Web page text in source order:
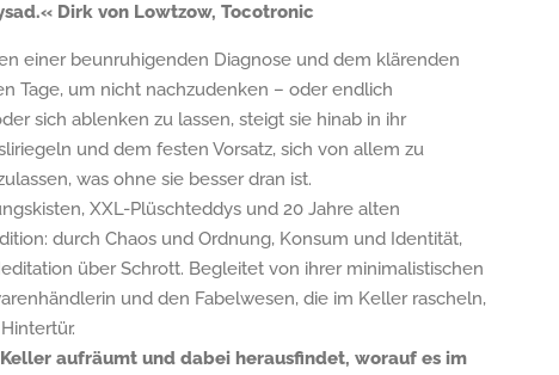
Dirk von Lowtzow, Tocotronic
einer beunruhigenden Diagnose und dem klärenden
Tage, um nicht nachzudenken – oder endlich
sich ablenken zu lassen, steigt sie hinab in ihr
und dem festen Vorsatz, sich von allem zu
was ohne sie besser dran ist.
XXL-Plüschteddys und 20 Jahre alten
durch Chaos und Ordnung, Konsum und Identität,
über Schrott. Begleitet von ihrer minimalistischen
und den Fabelwesen, die im Keller rascheln,
aufräumt und dabei herausfindet, worauf es im